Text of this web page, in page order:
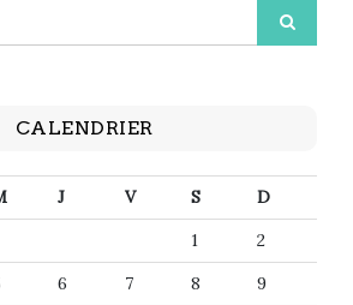
CALENDRIER
J V S
D
1
2
6 7 8
9